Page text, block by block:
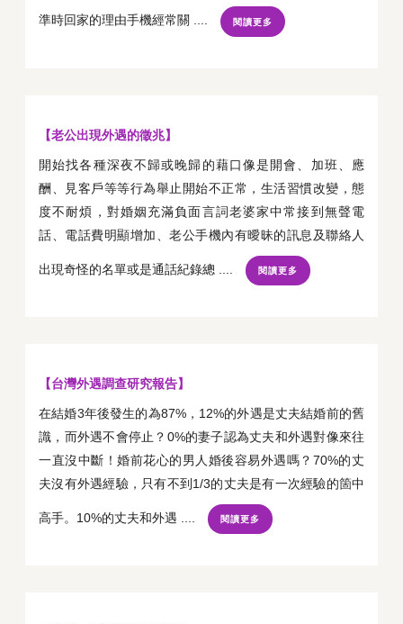
準時回家的理由手機經常關 .... 閱讀更多
【老公出現外遇的徵兆】
開始找各種深夜不歸或晚歸的藉口像是開會、加班、應
酬、見客戶等等行為舉止開始不正常，生活習慣改變，態
度不耐煩，對婚姻充滿負面言詞老婆家中常接到無聲電
話、電話費明顯增加、老公手機內有曖昧的訊息及聯絡人
出現奇怪的名單或是通話紀錄總 .... 閱讀更多
【台灣外遇調查研究報告】
在結婚3年後發生的為87%，12%的外遇是丈夫結婚前的舊
識，而外遇不會停止？0%的妻子認為丈夫和外遇對像來往
一直沒中斷！婚前花心的男人婚後容易外遇嗎？70%的丈
夫沒有外遇經驗，只有不到1/3的丈夫是有一次經驗的箇中
高手。10%的丈夫和外遇 .... 閱讀更多